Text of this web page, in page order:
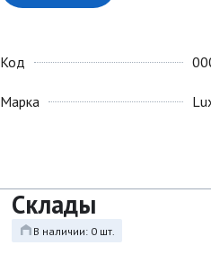
Код
Марка
Склады
В наличии: 0 шт.